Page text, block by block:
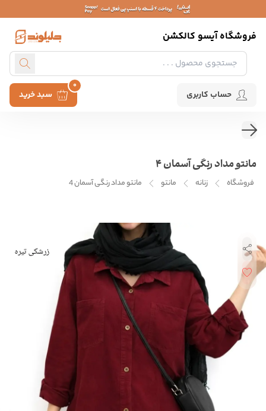
فروشگاه آیسو کالکشن
حساب کاربری سبد خرید
0
مانتو مداد رنگی آسمان 4
فروشگاه زنانه مانتو مانتو مداد رنگی آسمان 4